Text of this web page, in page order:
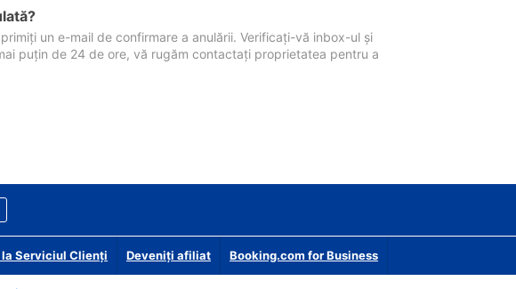
un e-mail de confirmare a anulării. Verificați-vă inbox-ul și
puțin de 24 de ore, vă rugăm contactați proprietatea pentru a
Serviciul Clienți Deveniţi afiliat Booking.com for Business